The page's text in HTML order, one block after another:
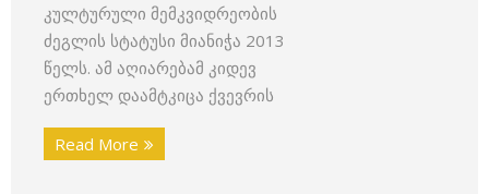
კულტურული მემკვიდრეობის
ძეგლის სტატუსი მიანიჭა 2013
წელს. ამ აღიარებამ კიდევ
ერთხელ დაამტკიცა ქვევრის
Read More